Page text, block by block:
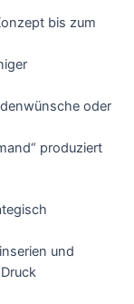
bis zum
oder
produziert
und